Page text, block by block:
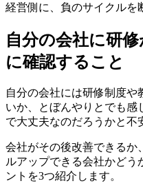
経営側に、負のサイクルを
自分の会社に研
に確認すること
自分の会社には研修制度や
いか、とぼんやりとでも感
で大丈夫なのだろうかと不
会社がその後改善できるか
ルアップできる会社かどう
ントを3つ紹介します。